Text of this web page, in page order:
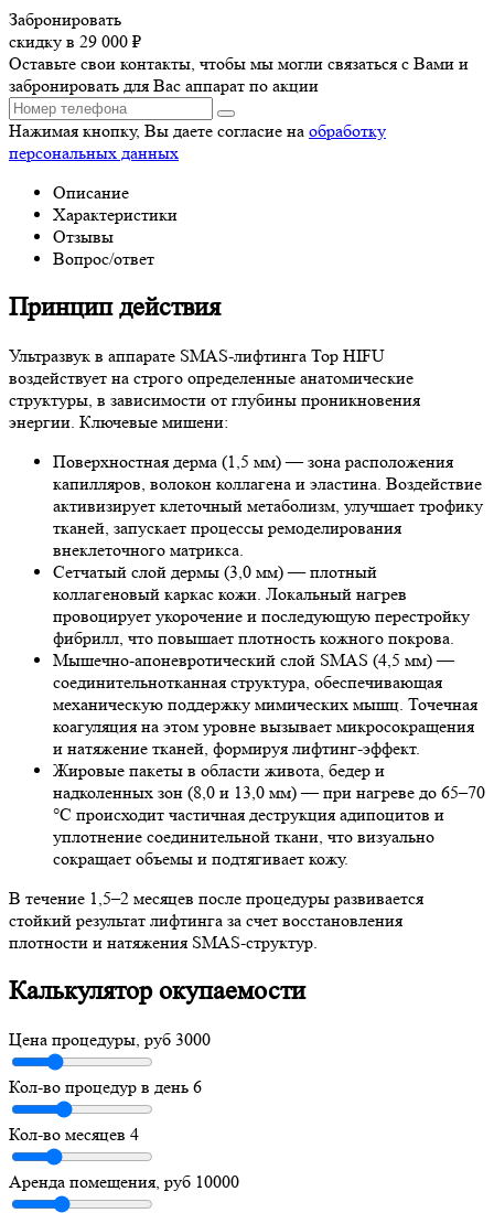
Забронировать
скидку в 29 000 ₽
Оставьте свои контакты, чтобы мы могли связаться с Вами и
забронировать для Вас аппарат по акции
Нажимая кнопку, Вы даете согласие на обработку
персональных данных
Описание
Характеристики
Отзывы
Вопрос/ответ
Принцип действия
Ультразвук в аппарате SMAS-лифтинга Top HIFU
воздействует на строго определенные анатомические
структуры, в зависимости от глубины проникновения
энергии. Ключевые мишени:
Поверхностная дерма (1,5 мм) — зона расположения
капилляров, волокон коллагена и эластина. Воздействие
активизирует клеточный метаболизм, улучшает трофику
тканей, запускает процессы ремоделирования
внеклеточного матрикса.
Сетчатый слой дермы (3,0 мм) — плотный
коллагеновый каркас кожи. Локальный нагрев
провоцирует укорочение и последующую перестройку
фибрилл, что повышает плотность кожного покрова.
Мышечно-апоневротический слой SMAS (4,5 мм) —
соединительнотканная структура, обеспечивающая
механическую поддержку мимических мышц. Точечная
коагуляция на этом уровне вызывает микросокращения
и натяжение тканей, формируя лифтинг-эффект.
Жировые пакеты в области живота, бедер и
надколенных зон (8,0 и 13,0 мм) — при нагреве до 65–70
°C происходит частичная деструкция адипоцитов и
уплотнение соединительной ткани, что визуально
сокращает объемы и подтягивает кожу.
В течение 1,5–2 месяцев после процедуры развивается
стойкий результат лифтинга за счет восстановления
плотности и натяжения SMAS-структур.
Калькулятор окупаемости
Цена процедуры, руб 3000
Кол-во процедур в день 6
Кол-во месяцев 4
Аренда помещения, руб 10000